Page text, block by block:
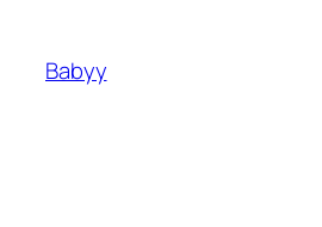
Babyy